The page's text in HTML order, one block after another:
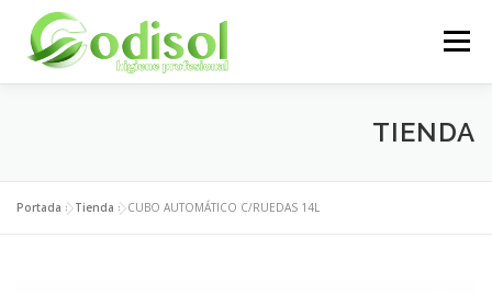
contenido
Menú
ÁREA CLIENTES CONTACTO
TIENDA
Portada »Tienda »CUBO AUTOMÁTICO C/RUEDAS 14L